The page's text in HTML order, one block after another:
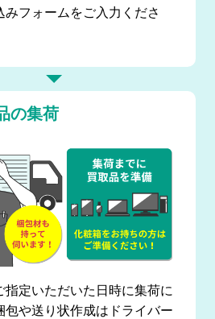
みフォームをご入力くださ
の集荷
指定いただいた日時に集荷に
包や送り状作成はドライバー